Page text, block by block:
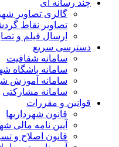
چند رسانه ای
گالری تصاویر شهر
تصاویر نقاط
ارسال فیلم و
دسترسی سریع
سامانه شفافیت
سامانه باشگاه
سامانه آموزش
سامانه مشارکتی
قوانین و مقررات
قانون شهرداریها
آیین نامه مالی
قانون اصلاح و